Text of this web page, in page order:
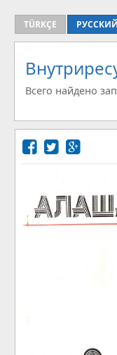
TÜRKÇE РУССКИЙ
Всего найдено